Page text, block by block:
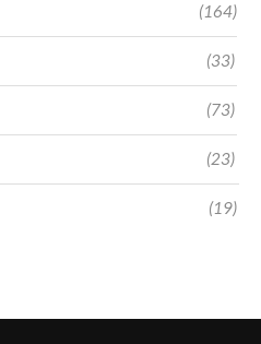
(164)
(33)
(73)
(23)
(19)